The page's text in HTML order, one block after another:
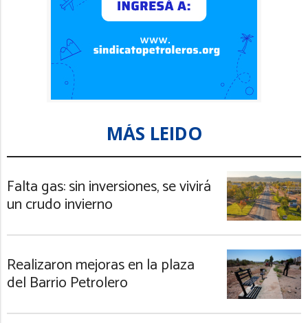
MÁS LEIDO
Falta gas: sin inversiones, se vivirá
un crudo invierno
Realizaron mejoras en la plaza
del Barrio Petrolero